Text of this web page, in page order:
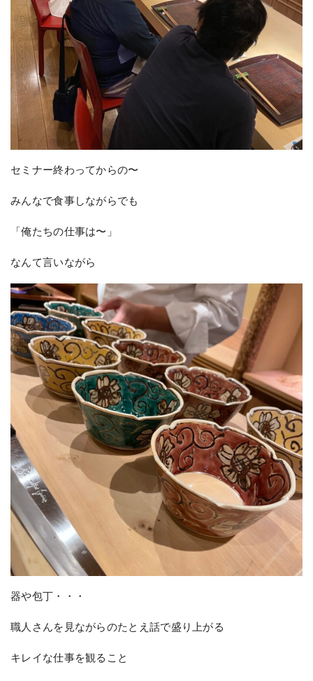
セミナー終わってからの〜
みんなで食事しながらでも
「俺たちの仕事は〜」
なんて言いながら
器や包丁・・・
職人さんを見ながらのたとえ話で盛り上がる
キレイな仕事を観ること